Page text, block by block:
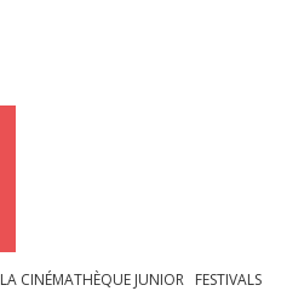
LA CINÉMATHÈQUE JUNIOR FESTIVALS